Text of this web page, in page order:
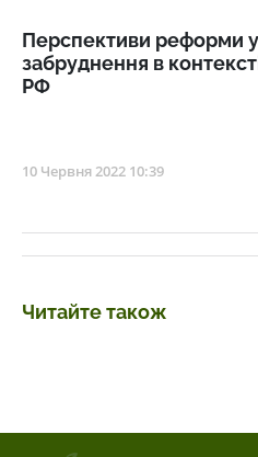
Перспективи реформи
забруднення в
РФ
10 Червня 2022 10:39
Читайте також